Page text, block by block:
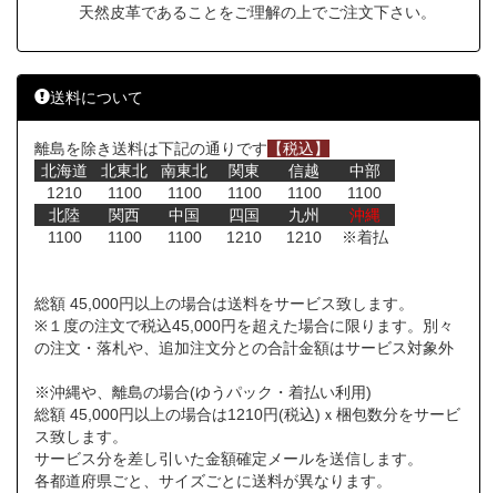
天然皮革であることをご理解の上でご注文下さい。
送料について
離島を除き送料は下記の通りです 【税込】
北海道
北東北 南東北 関東 信越
中部
1210
1100 1100 1100 1100
1100
北陸
関西 中国 四国 九州
沖縄
1100
1100 1100 1210 1210 ※着払
総額 45,000円以上の場合は送料をサービス致します。
※１度の注文で税込45,000円を超えた場合に限ります。別々
の注文・落札や、追加注文分との合計金額はサービス対象外
※沖縄や、離島の場合(ゆうパック・着払い利用)
総額 45,000円以上の場合は1210円(税込)ｘ梱包数分をサービ
ス致します。
サービス分を差し引いた金額確定メールを送信します。
各都道府県ごと、サイズごとに送料が異なります。